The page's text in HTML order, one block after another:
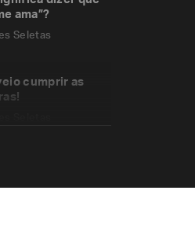
ama”?
Seletas
cumprir as